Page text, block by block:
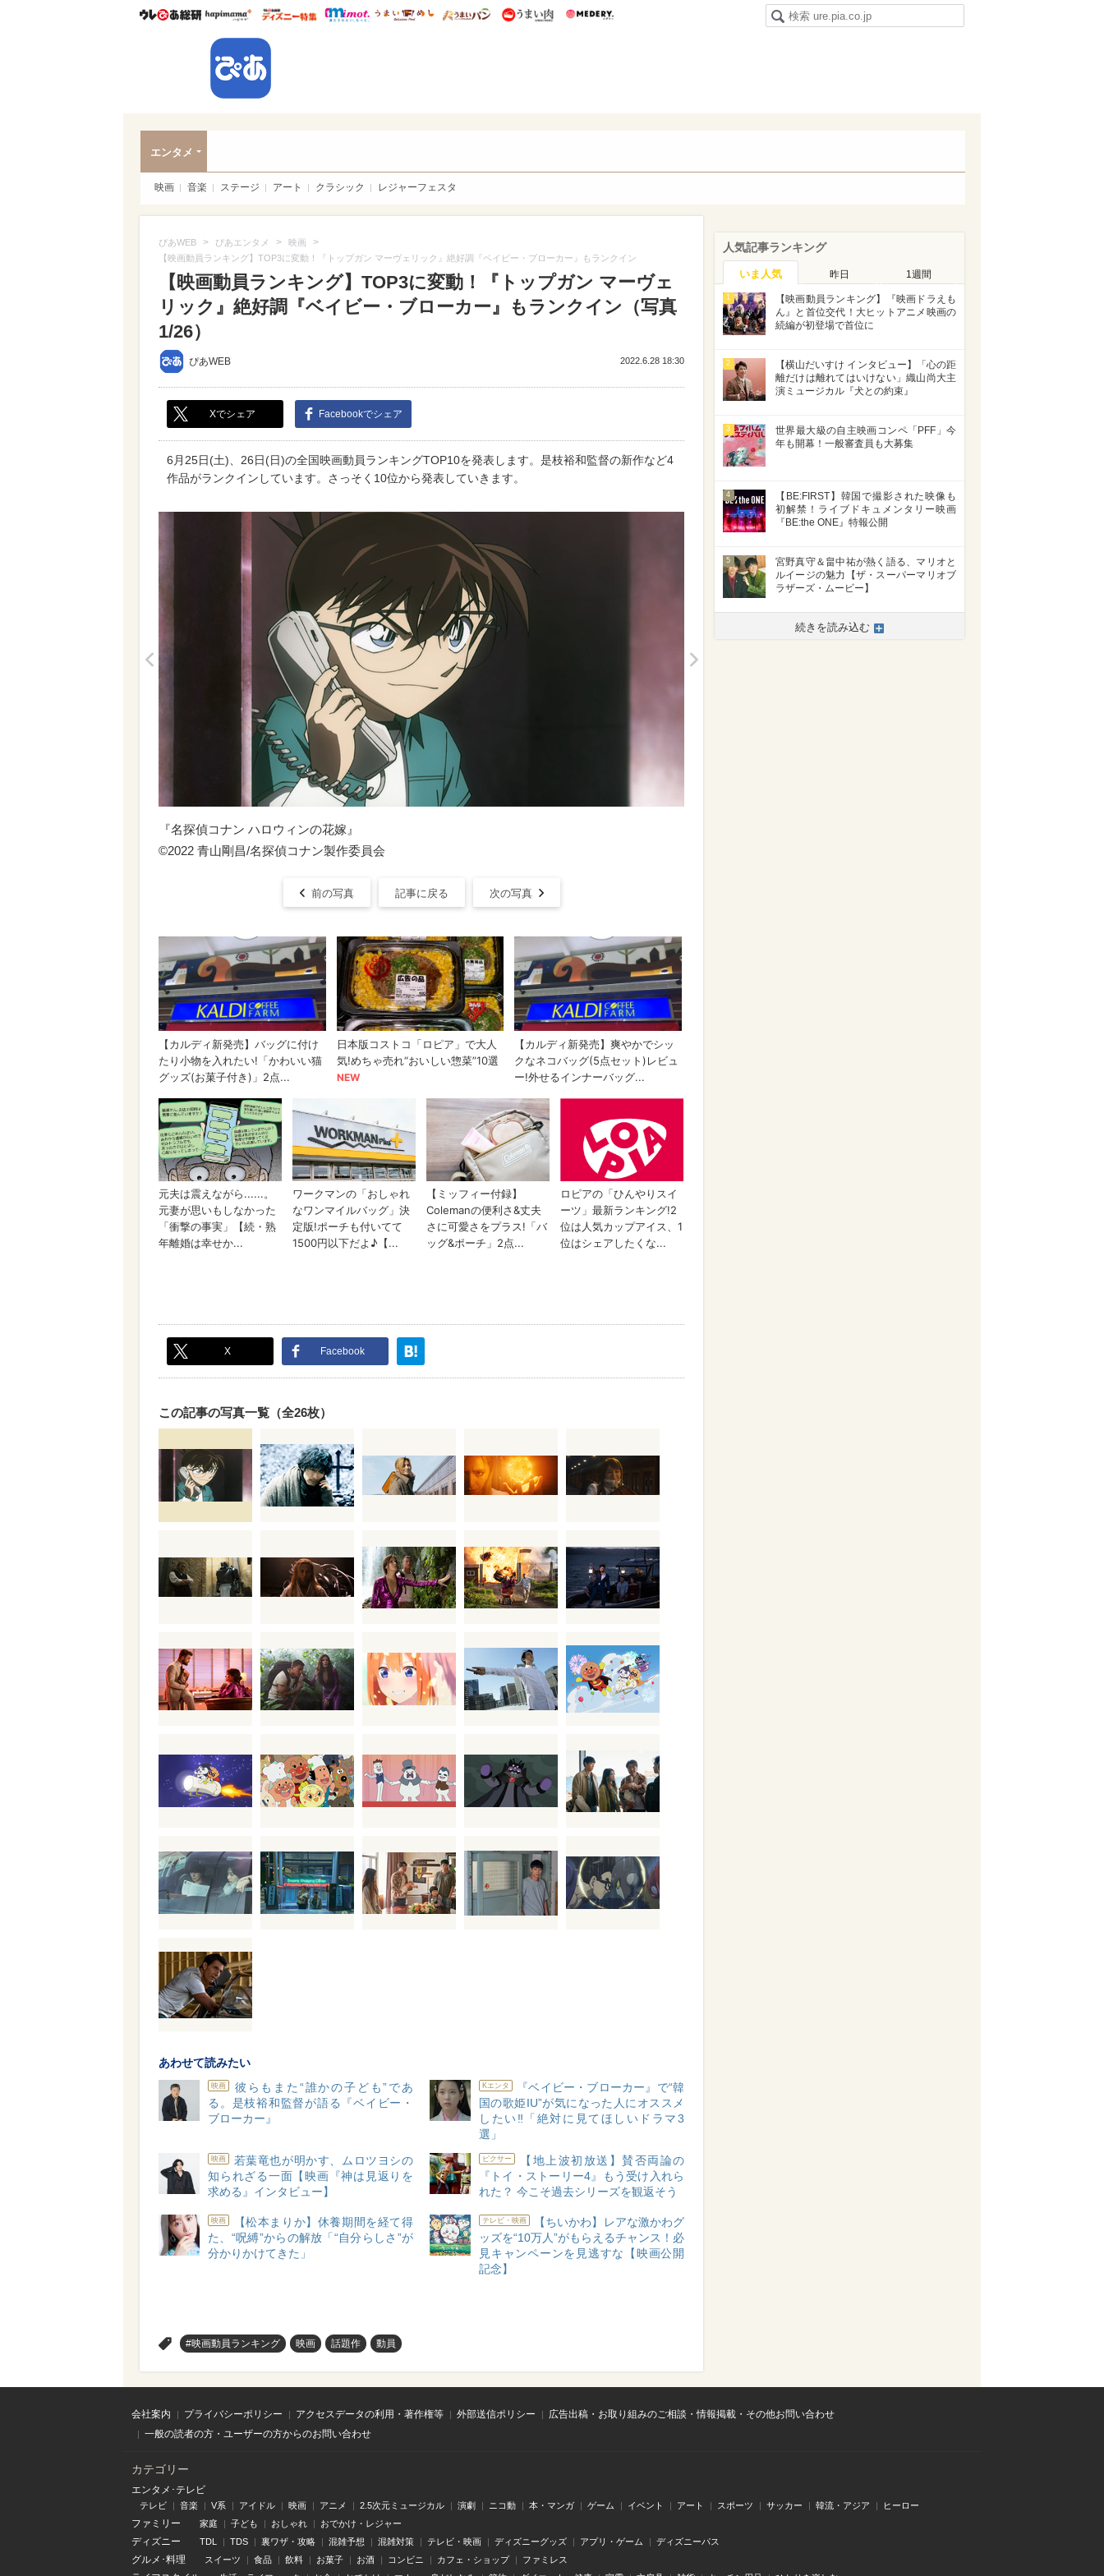
ウレぴあ総研ハピママ* ウレぴあ総研 ディズニー特集
mimot. うまいめし うまいパン うまい肉
エンタメ
映画 音楽 ステージ アート クラシック レジャーフェスタ
ぴあWEB > ぴあエンタメ > 映画 >
【映画動員ランキング】TOP3に変動！『トップガン マーヴェリック』絶好調『ベイビー・ブローカー』もランクイン
【映画動員ランキング】TOP3に変動！『トップガン マーヴェ
リック』絶好調『ベイビー・ブローカー』もランクイン（写真
1/26）
ぴあWEB 2022.6.28 18:30
Xでシェア Facebookでシェア
6月25日(土)、26日(日)の全国映画動員ランキングTOP10を発表します。是枝裕和監督の新作など4
作品がランクインしています。さっそく10位から発表していきます。
『名探偵コナン ハロウィンの花嫁』
©2022 青山剛昌/名探偵コナン製作委員会
前の写真 記事に戻る 次の写真
X Facebook
この記事の写真一覧（全26枚）
あわせて読みたい
映画
彼らもまた“誰かの子ども”であ
る。是枝裕和監督が語る『ベイビー・
ブローカー』
Kエンタ
『ベイビー・ブローカー』で“韓
国の歌姫IU”が気になった人にオススメ
したい‼「絶対に見てほしいドラマ3
選」
映画
若葉竜也が明かす、ムロツヨシの
知られざる一面【映画『神は見返りを
求める』インタビュー】
ピクサー
【地上波初放送】賛否両論の
『トイ・ストーリー4』もう受け入れら
れた？ 今こそ過去シリーズを観返そう
映画
【松本まりか】休養期間を経て得
た、“呪縛”からの解放「“自分らしさ”が
分かりかけてきた」
テレビ・映画
【ちいかわ】レアな激かわグ
ッズを“10万人”がもらえるチャンス！必
見キャンペーンを見逃すな【映画公開
記念】
#映画動員ランキング 映画 話題作 動員
人気記事ランキング
いま人気 昨日 1週間
1
【映画動員ランキング】『映画ドラえも
ん』と首位交代！大ヒットアニメ映画の
続編が初登場で首位に
2
【横山だいすけ インタビュー】「心の距
離だけは離れてはいけない」織山尚大主
演ミュージカル『犬との約束』
3
世界最大級の自主映画コンペ「PFF」今
年も開幕！一般審査員も大募集
4
【BE:FIRST】韓国で撮影された映像も
初解禁！ライブドキュメンタリー映画
『BE:the ONE』特報公開
5
宮野真守＆畠中祐が熱く語る、マリオと
ルイージの魅力【ザ・スーパーマリオブ
ラザーズ・ムービー】
続きを読み込む
会社案内 プライバシーポリシー アクセスデータの利用・著作権等 外部送信ポリシー
広告出稿・お取り組みのご相談・情報掲載・その他お問い合わせ
一般の読者の方・ユーザーの方からのお問い合わせ
カテゴリー
エンタメ･テレビ
テレビ 音楽 V系 アイドル 映画 アニメ 2.5次元ミュージカル 演劇 ニコ動 本・マンガ ゲーム イベント アート スポーツ サッカー 韓流・アジア ヒーロー
ファミリー 家庭 子ども おしゃれ おでかけ・レジャー
ディズニー TDL TDS 裏ワザ・攻略 混雑予想 混雑対策 テレビ・映画 ディズニーグッズ アプリ・ゲーム ディズニーパス
グルメ･料理 スイーツ 食品 飲料 お菓子 お酒 コンビニ カフェ・ショップ ファミレス